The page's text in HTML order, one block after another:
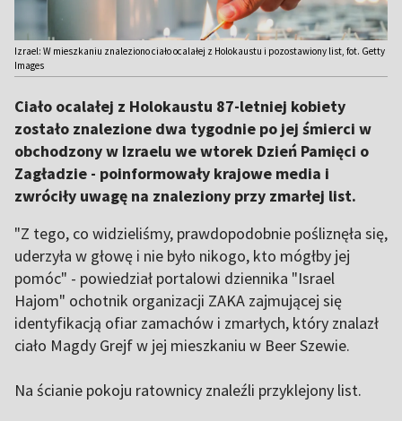
Izrael: W mieszkaniu znaleziono ciało ocalałej z Holokaustu i pozostawiony list, fot. Getty
Images
Ciało ocalałej z Holokaustu 87-letniej kobiety
zostało znalezione dwa tygodnie po jej śmierci w
obchodzony w Izraelu we wtorek Dzień Pamięci o
Zagładzie - poinformowały krajowe media i
zwróciły uwagę na znaleziony przy zmarłej list.
"Z tego, co widzieliśmy, prawdopodobnie pośliznęła się,
uderzyła w głowę i nie było nikogo, kto mógłby jej
pomóc" - powiedział portalowi dziennika "Israel
Hajom" ochotnik organizacji ZAKA zajmującej się
identyfikacją ofiar zamachów i zmarłych, który znalazł
ciało Magdy Grejf w jej mieszkaniu w Beer Szewie.
Na ścianie pokoju ratownicy znaleźli przyklejony list.